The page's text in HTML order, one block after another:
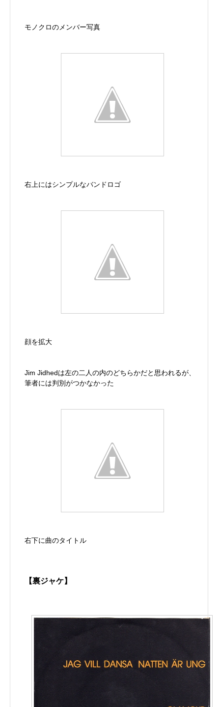
モノクロのメンバー写真
右上にはシンプルなバンドロゴ
顔を拡大
Jim Jidhedは左の二人の内のどちらかだと思われるが、
筆者には判別がつかなかった
右下に曲のタイトル
【裏ジャケ】